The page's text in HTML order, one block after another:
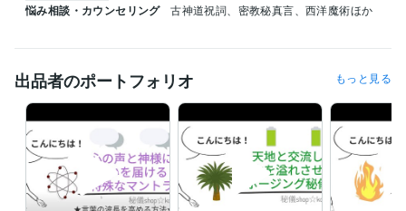
悩み相談・カウンセリング 古神道祝詞、密教秘真言、西洋魔術ほか
出品者のポートフォリオ もっと見る